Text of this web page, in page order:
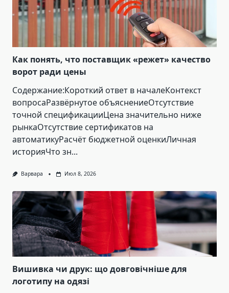
Как понять, что поставщик «режет» качество
ворот ради цены
Содержание:Короткий ответ в началеКонтекст
вопросаРазвёрнутое объяснениеОтсутствие
точной спецификацииЦена значительно ниже
рынкаОтсутствие сертификатов на
автоматикуРасчёт бюджетной оценкиЛичная
историяЧто зн...
Варвара Июл 8, 2026
Вишивка чи друк: що довговічніше для
логотипу на одязі